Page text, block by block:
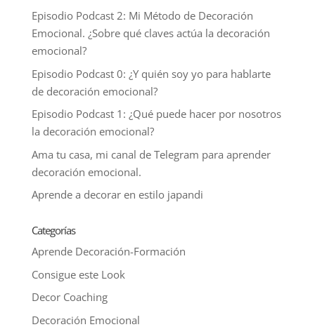
Episodio Podcast 2: Mi Método de Decoración
Emocional. ¿Sobre qué claves actúa la decoración
emocional?
Episodio Podcast 0: ¿Y quién soy yo para hablarte
de decoración emocional?
Episodio Podcast 1: ¿Qué puede hacer por nosotros
la decoración emocional?
Ama tu casa, mi canal de Telegram para aprender
decoración emocional.
Aprende a decorar en estilo japandi
Categorías
Aprende Decoración-Formación
Consigue este Look
Decor Coaching
Decoración Emocional